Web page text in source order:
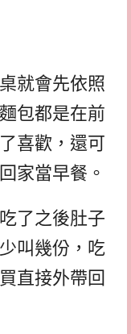
就會先依照
包都是在前
喜歡，還可
家當早餐。
了之後肚子
叫幾份，吃
直接外帶回